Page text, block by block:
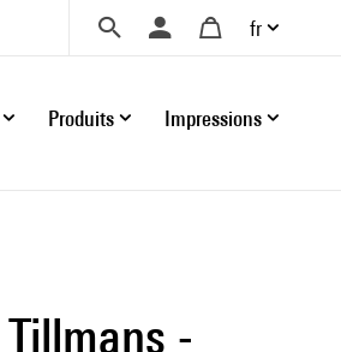
fr
Produits Impressions
-